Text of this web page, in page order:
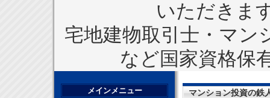
いただきま
宅地建物取引士・マン
など国家資格保
マンション投資の鉄
メインメニュー